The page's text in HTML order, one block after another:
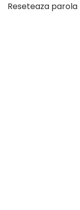
Reseteaza parola